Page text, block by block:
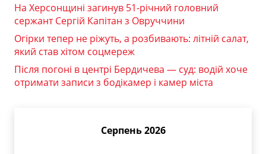
На Херсонщині загинув 51-річний головний
сержант Сергій Капітан з Овруччини
Огірки тепер не ріжуть, а розбивають: літній салат,
який став хітом соцмереж
Після погоні в центрі Бердичева — суд: водій хоче
отримати записи з бодікамер і камер міста
Серпень 2026